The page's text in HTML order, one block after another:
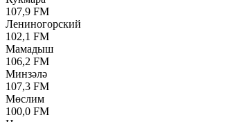
107,9 FM
Лениногорский
102,1 FM
Мамадыш
106,2 FM
Минзәлә
107,3 FM
Мөслим
100,0 FM